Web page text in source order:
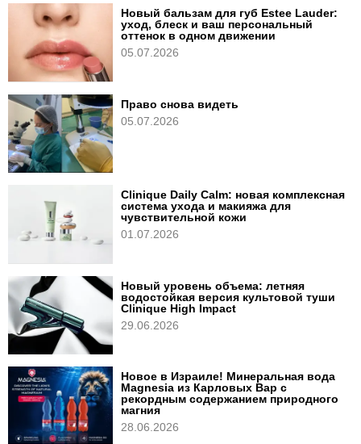
Новый бальзам для губ Estee Lauder:
уход, блеск и ваш персональный
оттенок в одном движении
05.07.2026
Право снова видеть
05.07.2026
Clinique Daily Calm: новая комплексная
система ухода и макияжа для
чувствительной кожи
01.07.2026
Новый уровень объема: летняя
водостойкая версия культовой туши
Clinique High Impact
29.06.2026
Новое в Израиле! Минеральная вода
Magnesia из Карловых Вар с
рекордным содержанием природного
магния
28.06.2026